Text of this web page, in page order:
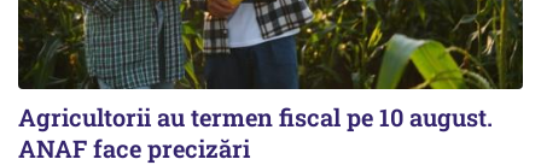
Agricultorii au termen fiscal pe 10 august.
ANAF face precizări